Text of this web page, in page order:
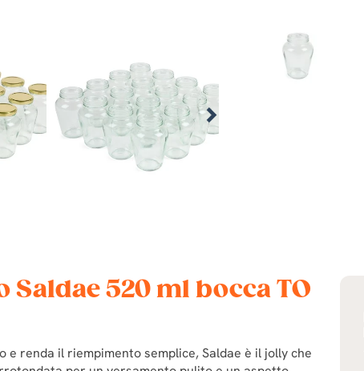
Saldae 520 ml bocca TO
renda il riempimento semplice, Saldae è il jolly che